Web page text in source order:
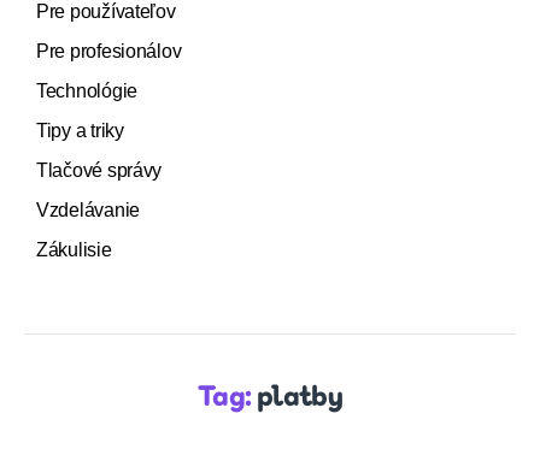
Pre používateľov
Pre profesionálov
Technológie
Tipy a triky
Tlačové správy
Vzdelávanie
Zákulisie
Tag: platby